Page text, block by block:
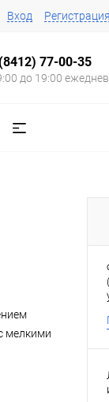
Вход Регистрация
77-00-35
до 19:00
мелкими